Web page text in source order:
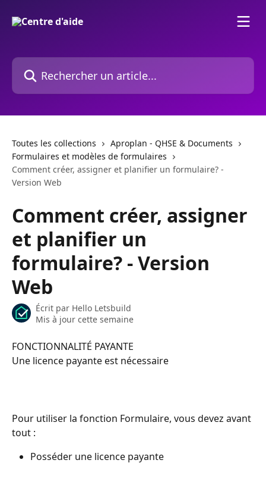
Rechercher un article...
Toutes les collections
Aproplan - QHSE & Documents
Formulaires et modèles de formulaires
Comment créer, assigner et planifier un formulaire? -
Version Web
Comment créer, assigner
et planifier un
formulaire? - Version
Web
Écrit par Hello Letsbuild
Mis à jour cette semaine
FONCTIONNALITÉ PAYANTE
Une licence payante est nécessaire
Pour utiliser la fonction Formulaire, vous devez avant
tout :
Posséder une licence payante